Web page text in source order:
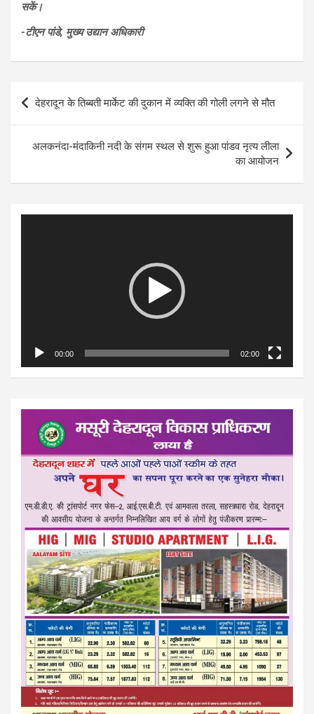
सकें।
-टीएन पांडे, मुख्य उद्यान अधिकारी
Post
navigation
देहरादून के तिब्बती मार्केट की दुकान में व्यक्ति की गोली लगने से मौत
अलकनंदा-मंदाकिनी नदी के संगम स्थल से शुरू हुआ पांडव नृत्य लीला
का आयोजन
00:00 02:00